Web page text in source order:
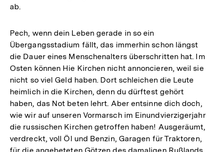
ab.
Pech, wenn dein Leben gerade in so ein
Übergangsstadium fällt, das immerhin schon längst
die Dauer eines Menschenalters überschritten hat. Im
Osten können Hie Kirchen nicht annoncieren, weil sie
nicht so viel Geld haben. Dort schleichen die Leute
heimlich in die Kirchen, denn du dürftest gehört
haben, das Not beten lehrt. Aber entsinne dich doch,
wie wir auf unseren Vormarsch im Einundvierzigerjahr
die russischen Kirchen getroffen haben! Ausgeräumt,
verdreckt, voll Öl und Benzin, Garagen für Traktoren,
für die angebeteten Götzen des damaligen Rußlands.